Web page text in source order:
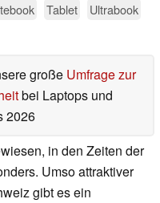
Tablet
Ultrabook
große Umfrage zur
bei Laptops und
2026
in den Zeiten der
Umso attraktiver
gibt es ein